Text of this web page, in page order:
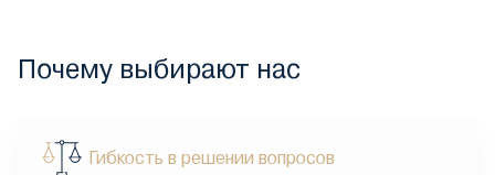
Почему выбирают нас
Гибкость в решении вопросов